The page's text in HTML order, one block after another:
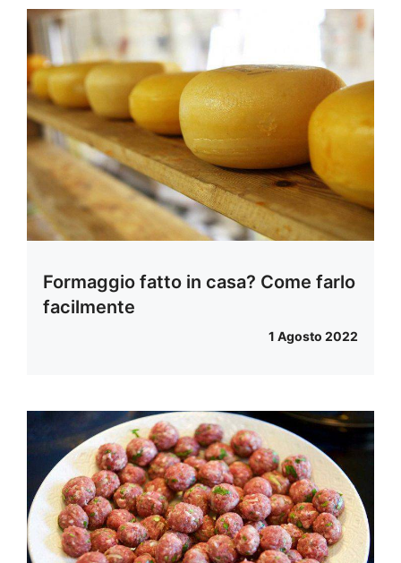
Formaggio fatto in casa? Come farlo
facilmente
1 Agosto 2022